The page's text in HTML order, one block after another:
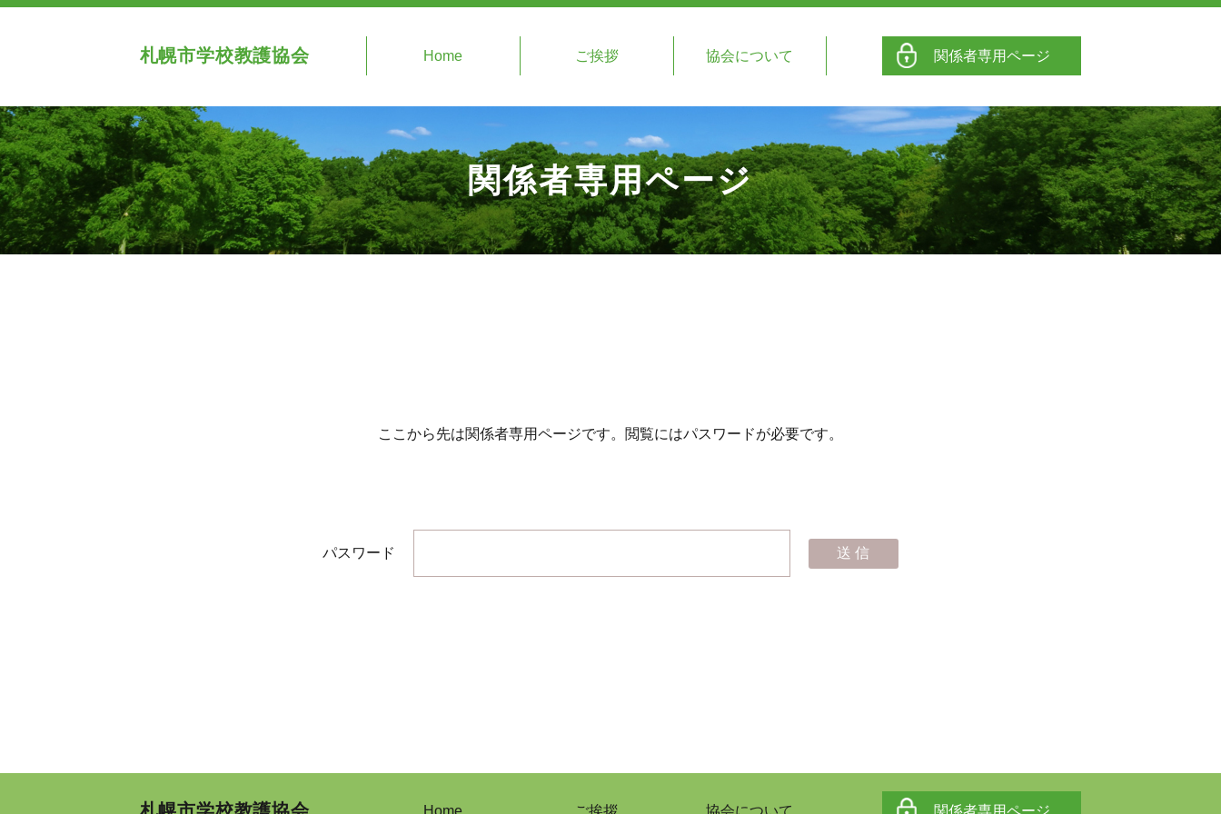
札幌市学校教護協会 Home ご挨拶 協会について 関係者専用ページ
関係者専用ページ
ここから先は関係者専用ページです。 閲覧にはパスワードが必要です。
パスワード
Home ご挨拶 協会について 関係者専用ページ